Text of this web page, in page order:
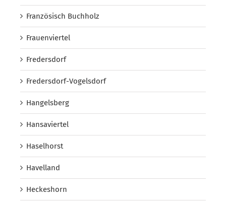
Französisch Buchholz
Frauenviertel
Fredersdorf
Fredersdorf-Vogelsdorf
Hangelsberg
Hansaviertel
Haselhorst
Havelland
Heckeshorn